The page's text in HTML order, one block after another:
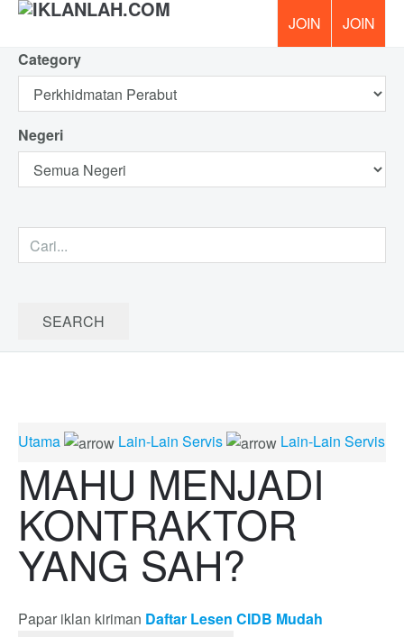
Category
Negeri
Utama Lain-Lain Servis Lain-Lain Servis
MAHU MENJADI
KONTRAKTOR
YANG SAH?
Papar iklan kiriman Daftar Lesen CIDB Mudah